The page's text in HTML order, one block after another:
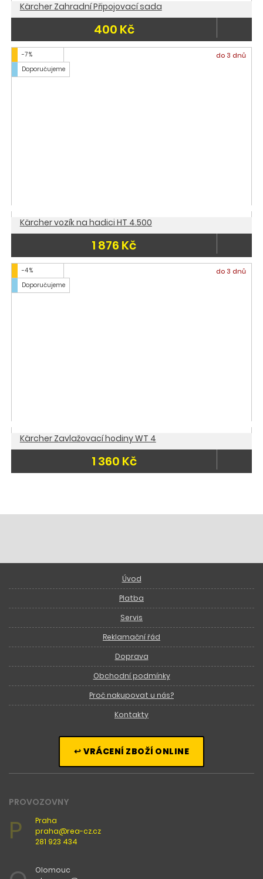
Kärcher Zahradní Připojovací sada
400 Kč
-7 %
Doporučujeme
do 3 dnů
Kärcher vozík na hadici HT 4.500
1 876 Kč
-4 %
Doporučujeme
do 3 dnů
Kärcher Zavlažovací hodiny WT 4
1 360 Kč
Úvod
Platba
Servis
Reklamační řád
Doprava
Obchodní podmínky
Proč nakupovat u nás?
Kontakty
↩ VRÁCENÍ ZBOŽÍ ONLINE
PROVOZOVNY
P
Praha
praha@rea-cz.cz
281 923 434
Olomouc